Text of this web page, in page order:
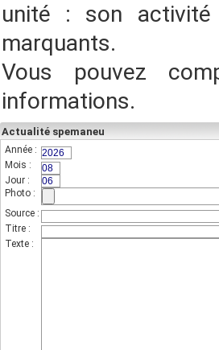
unité : son
marquants.
Vous pouvez
informations.
Actualité spemaneu
Année :
Mois :
Jour :
Photo :
Source :
Titre :
Texte :